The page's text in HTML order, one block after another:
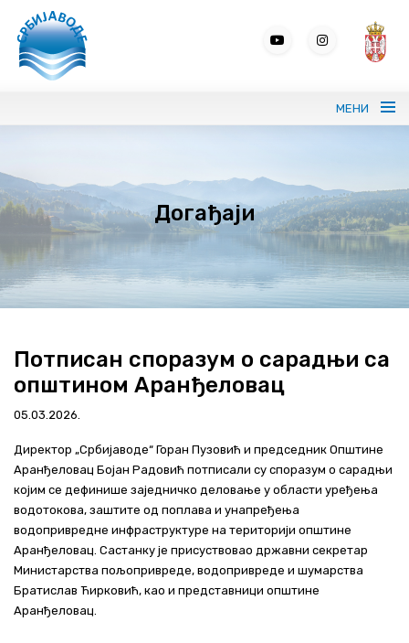
МЕНИ
Портрет СРБИЈАВОДЕ
Вода без граница
ВИС
Програми и извештаји
Контакт
+381 11 311 94 00 office@srbijavode.rs
Догађаји
Потписан споразум о сарадњи са
општином Аранђеловац
05.03.2026.
Директор „Србијаводе“ Горан Пузовић и председник Општине
Аранђеловац Бојан Радовић потписали су споразум о сарадњи
којим се дефинише заједничко деловање у области уређења
водотокова, заштите од поплава и унапређења
водопривредне инфраструктуре на територији општине
Аранђеловац. Састанку је присуствовао државни секретар
Министарства пољопривреде, водопривреде и шумарства
Братислав Ћирковић, као и представници општине
Аранђеловац.